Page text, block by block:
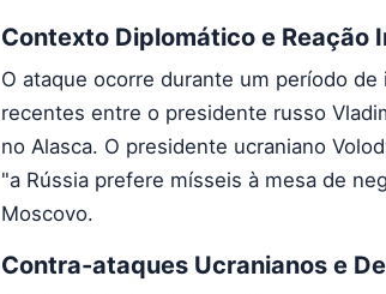
Contexto Diplomático e Reação
O ataque ocorre durante um período
recentes entre o presidente russo
no Alasca. O presidente ucraniano
"a Rússia prefere mísseis à mesa de
Moscovo.
Contra-ataques Ucranianos e